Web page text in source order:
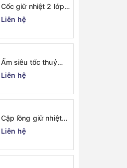
Cốc giữ nhiệt 2 lớp
inox Kaiyo kèm lõi
lọc trà 350ml, màu
6650]
Liên hệ
Ấm siêu tốc thuỷ
tinh borosilicate
Kaiyo 1.7L (KEK-
Liên hệ
Cặp lồng giữ nhiệt
Kaiyo 1000ml, màu
ghi [KVL-6537]
Liên hệ